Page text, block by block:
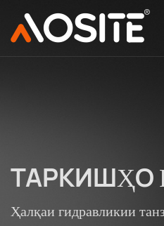
СИСТЕМАИ
Пӯшиши нарми пурра